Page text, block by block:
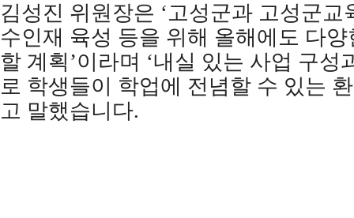
김성진 위원장은 ‘고성군과 고성군교
수인재 육성 등을 위해 올해에도 다
할 계획 ’이라며 ‘내실 있는 사업 구성
로 학생들이 학업에 전념할 수 있는
고 말했습니다.